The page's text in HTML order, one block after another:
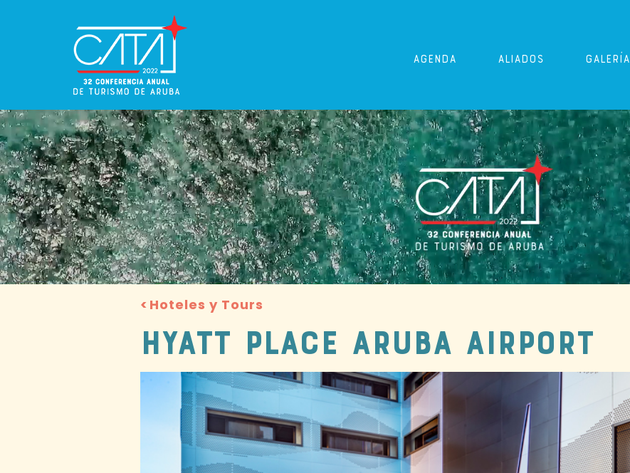
AGENDA ALIADOS GALERÍA
Hoteles y Tours
Hyatt Place Aruba Airport